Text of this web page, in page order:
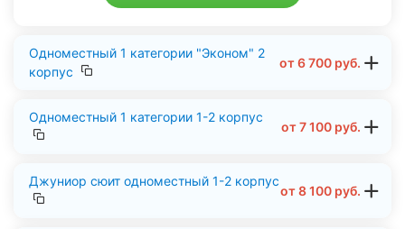
Одноместный 1 категории "Эконом" 2
корпус
от6 700 руб.
Одноместный 1 категории 1-2 корпус
от7 100 руб.
Джуниор сюит одноместный 1-2 корпус
от8 100 руб.